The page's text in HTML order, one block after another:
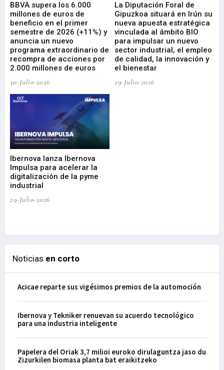
BBVA supera los 6.000
millones de euros de
beneficio en el primer
semestre de 2026 (+11%) y
anuncia un nuevo
programa extraordinario de
recompra de acciones por
2.000 millones de euros
30-Julio-2026
La Diputación Foral de
Gipuzkoa situará en Irún su
nueva apuesta estratégica
vinculada al ámbito BIO
para impulsar un nuevo
sector industrial, el empleo
de calidad, la innovación y
el bienestar
29-Julio-2026
Ibernova lanza Ibernova
Impulsa para acelerar la
digitalización de la pyme
industrial
29-Julio-2026
Noticias en corto
Acicae reparte sus vigésimos premios de la automoción
Ibernova y Tekniker renuevan su acuerdo tecnológico
para una industria inteligente
Papelera del Oriak 3,7 milioi euroko dirulaguntza jaso du
Zizurkilen biomasa planta bat eraikitzeko